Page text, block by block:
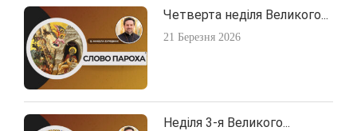
Четверта неділя Великого...
21 Березня 2026
Неділя 3-я Великого...